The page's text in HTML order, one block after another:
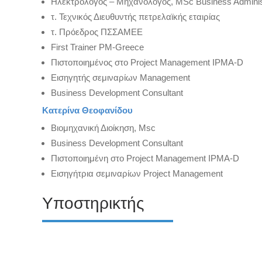
τ. Τεχνικός Διευθυντής πετρελαϊκής εταιρίας
τ. Πρόεδρος ΠΣΣΑΜΕΕ
First Trainer PM-Greece
Πιστοποιημένος στο Project Management IPMA-D
Εισηγητής σεμιναρίων Management
Business Development Consultant
Κατερίνα Θεοφανίδου
Βιομηχανική Διοίκηση, Msc
Business Development Consultant
Πιστοποιημένη στο Project Management IPMA-D
Εισηγήτρια σεμιναρίων Project Management
Υποστηρικτής